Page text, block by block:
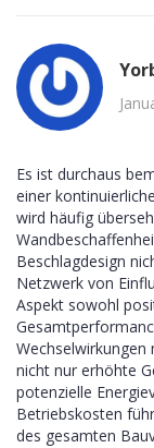
Es ist durchaus
einer
wird häufig
Beschlagdesign
Netzwerk von
Aspekt sowohl
nicht nur erhöhte
potenzielle
Betriebskosten
des gesamten